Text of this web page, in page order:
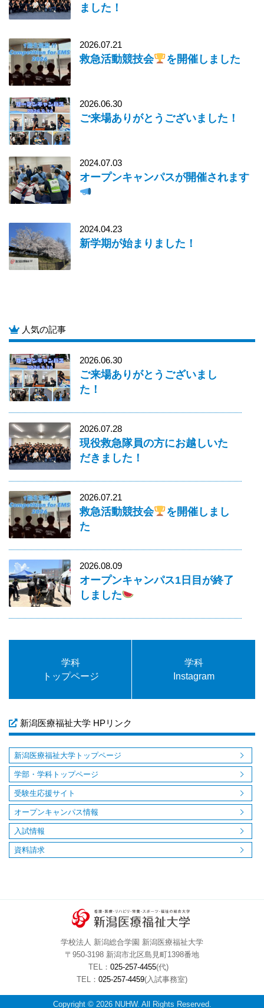
ました！
2026.07.21
救急活動競技会 を開催しました
2026.06.30
ご来場ありがとうございました！
2024.07.03
オープンキャンパスが開催されます
2024.04.23
新学期が始まりました！
人気の記事
2026.06.30
ご来場ありがとうございまし
た！
2026.07.28
現役救急隊員の方にお越しいた
だきました！
2026.07.21
救急活動競技会
を開催しまし
た
2026.08.09
オープンキャンパス1日目が終了
しました
学科
トップページ
学科
Instagram
新潟医療福祉大学 HPリンク
新潟医療福祉大学トップページ
学部・学科トップページ
受験生応援サイト
オープンキャンパス情報
入試情報
資料請求
学校法人 新潟総合学園 新潟医療福祉大学
〒950-3198 新潟市北区島見町1398番地
TEL： 025-257-4455(代)
TEL： 025-257-4459(入試事務室)
Copyright © 2026 NUHW. All Rights Reserved.